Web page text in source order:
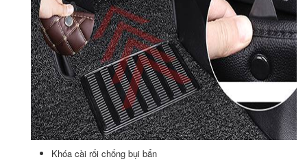
Khóa cài rối chống bụi bẩn